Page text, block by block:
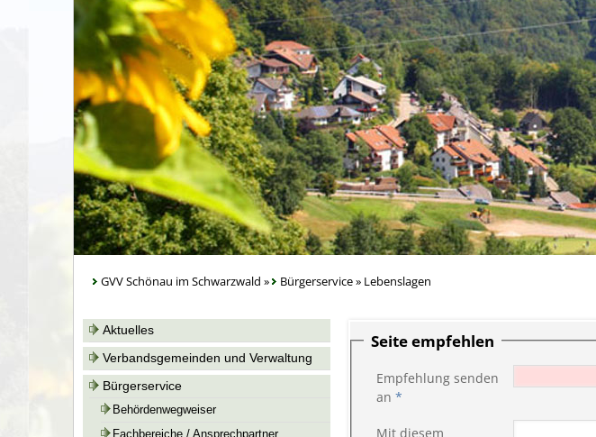
GVV Schönau im Schwarzwald » Bürgerservice» Lebenslagen
Aktuelles
Verbandsgemeinden und Verwaltung
Bürgerservice
Behördenwegweiser
Fachbereiche / Ansprechpartner
Seite empfehlen
Empfehlung senden
an *
Mit diesem